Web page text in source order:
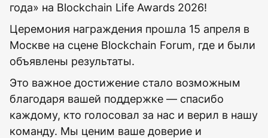
года» на Blockchain Life Awards 2026!
Церемония награждения прошла 15 апреля в
Москве на сцене Blockchain Forum, где и были
объявлены результаты.
Это важное достижение стало возможным
благодаря вашей поддержке — спасибо
каждому, кто голосовал за нас и верил в нашу
команду. Мы ценим ваше доверие и